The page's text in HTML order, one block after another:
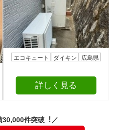
エコキュート ダイキン 広島県
詳しく見る
30,000件突破︕／